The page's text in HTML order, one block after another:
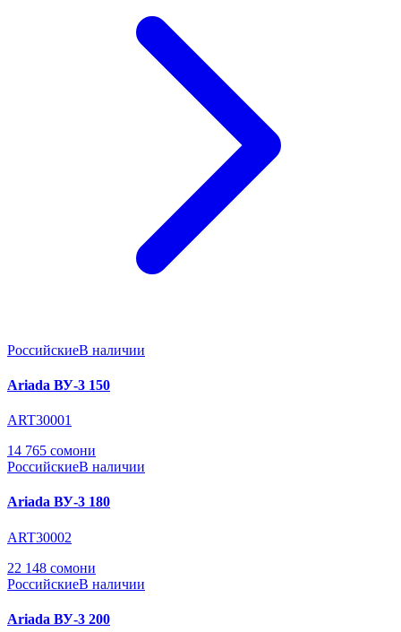
РоссийскиеВ наличии
Ariada ВУ-3 150
ART30001
14 765 сомони
РоссийскиеВ наличии
Ariada ВУ-3 180
ART30002
22 148 сомони
РоссийскиеВ наличии
Ariada ВУ-3 200